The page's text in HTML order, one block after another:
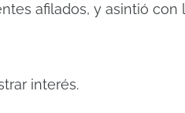
afilados, y asintió con
interés.